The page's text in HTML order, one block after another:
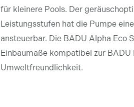
für kleinere Pools. Der
Leistungsstufen hat die Pumpe
ansteuerbar. Die BADU Alpha Eco
Einbaumaße kompatibel zur
Umweltfreundlichkeit.